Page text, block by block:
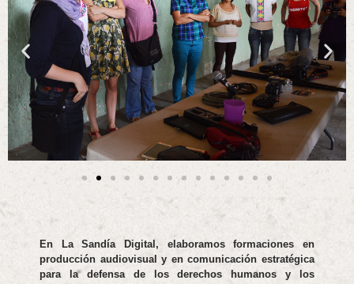
En La Sandía Digital, elaboramos formaciones en
producción audiovisual y en comunicación estratégica
para la defensa de los derechos humanos y los